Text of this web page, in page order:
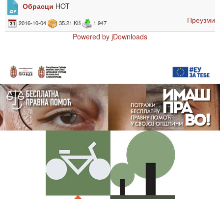
Обрасци HOT
2016-10-04 35.21 KB 1.947
Преузми
Powered by jDownloads